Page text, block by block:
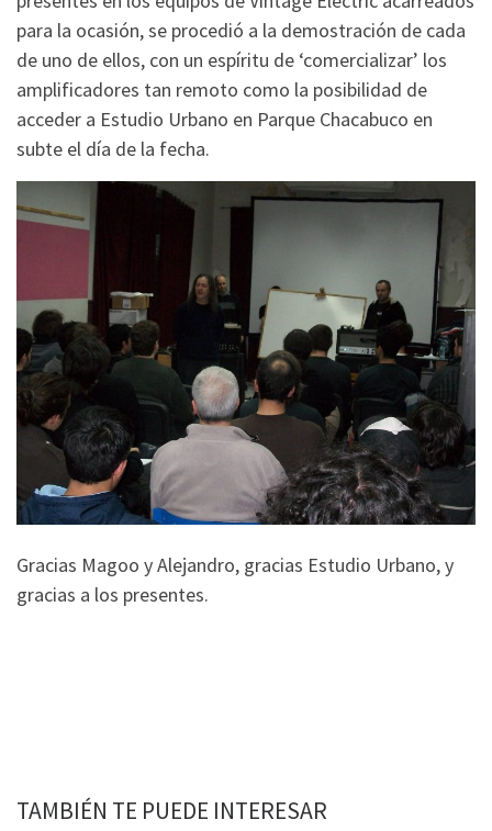
para la ocasión, se procedió a la demostración de cada
de uno de ellos, con un espíritu de ‘comercializar’ los
amplificadores tan remoto como la posibilidad de
acceder a Estudio Urbano en Parque Chacabuco en
subte el día de la fecha.
Gracias Magoo y Alejandro, gracias Estudio Urbano, y
gracias a los presentes.
TAMBIÉN TE PUEDE INTERESAR